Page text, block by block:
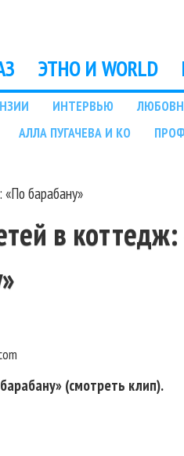
ЭТНО И WORLD
ИНТЕРВЬЮ
АЛЛА ПУГАЧЕВА И КО
барабану»
в
(смотреть клип).